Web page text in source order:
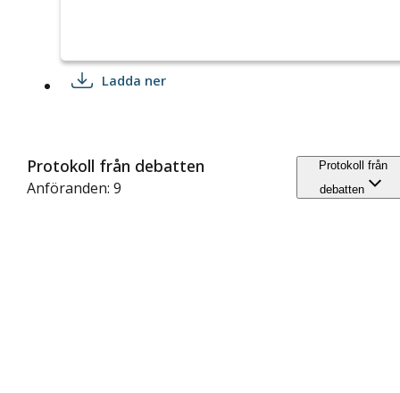
Ladda ner
Protokoll från debatten
Anföranden: 9
Protokoll från
debatten